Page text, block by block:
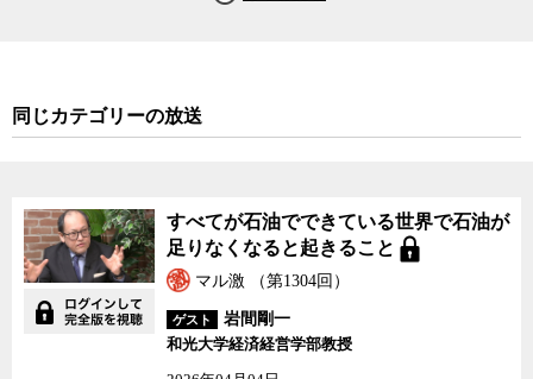
同じカテゴリーの放送
すべてが石油でできている世界で石油が
足りなくなると起きること
マル激 （第1304回）
ゲスト
岩間剛一
和光大学経済経営学部教授